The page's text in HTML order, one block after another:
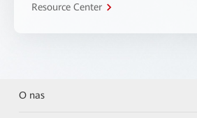
Resource Center
O nas